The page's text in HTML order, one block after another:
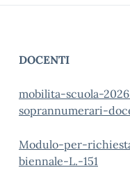
DOCENTI
mobilita-scuola-
soprannumerari-
Modulo-per-
biennale-L.-151